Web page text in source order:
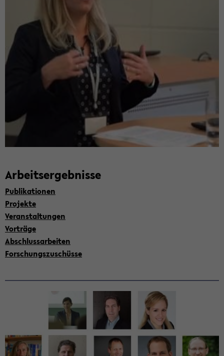
Ar­beits­er­geb­nis­se
Pu­bli­ka­tio­nen
Pro­jek­te
Ver­an­stal­tun­gen
Vor­trä­ge
Ab­schluss­ar­bei­ten
For­schungs­zu­schüs­se